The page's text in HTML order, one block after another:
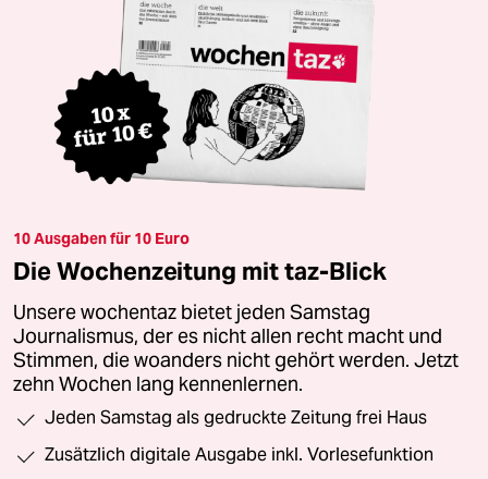
10 Ausgaben für 10 Euro
Die Wochenzeitung mit taz-Blick
Unsere wochentaz bietet jeden Samstag
Journalismus, der es nicht allen recht macht und
Stimmen, die woanders nicht gehört werden. Jetzt
zehn Wochen lang kennenlernen.
Jeden Samstag als gedruckte Zeitung frei Haus
Zusätzlich digitale Ausgabe inkl. Vorlesefunktion